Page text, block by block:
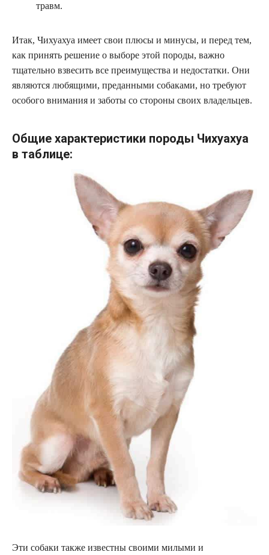
травм.
Итак, Чихуахуа имеет свои плюсы и минусы, и перед тем,
как принять решение о выборе этой породы, важно
тщательно взвесить все преимущества и недостатки. Они
являются любящими, преданными собаками, но требуют
особого внимания и заботы со стороны своих владельцев.
Общие характеристики породы Чихуахуа
в таблице:
Эти собаки также известны своими милыми и